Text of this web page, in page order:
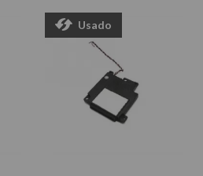
Usado